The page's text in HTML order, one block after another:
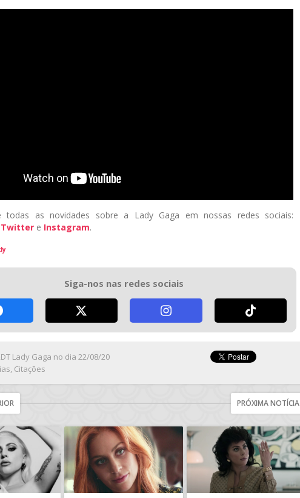
todas as novidades sobre a Lady Gaga em nossas redes sociais:
Twitter e Instagram.
Siga-nos nas redes sociais
Lady Gaga no dia 22/08/20
Citações
PRÓXIMA NOTÍCIA